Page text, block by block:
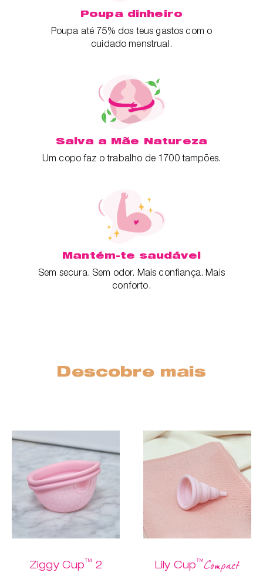
Poupa dinheiro
Poupa até 75% dos teus gastos com o
cuidado menstrual.
Salva a Mãe Natureza
Um copo faz o trabalho de 1700 tampões.
Mantém-te saudável
Sem secura. Sem odor. Mais confiança. Mais
conforto.
Descobre mais
Ziggy Cup™ 2 Lily Cup™Compact